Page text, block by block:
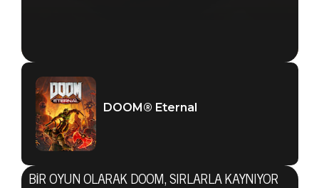
DOOM® Eternal
BIR OYUN OLARAK DOOM, SIRLARLA KAYNIYOR